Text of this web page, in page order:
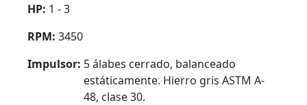
HP: 1 - 3
RPM: 3450
Impulsor: 5 álabes cerrado, balanceado
estáticamente. Hierro gris ASTM A-
48, clase 30.